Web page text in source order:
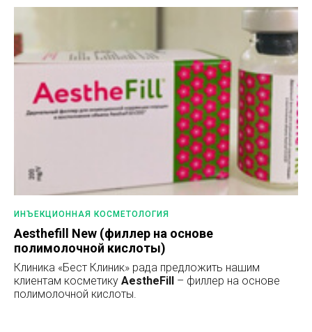
ИНЪЕКЦИОННАЯ КОСМЕТОЛОГИЯ
Aesthefill New (филлер на основе
полимолочной кислоты)
Клиника «Бест Клиник» рада предложить нашим
клиентам косметику AestheFill – филлер на основе
полимолочной кислоты.